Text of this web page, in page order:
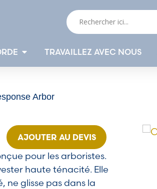
TRAVAILLEZ AVEC NOUS
Arbor
AJOUTER AU DEVIS
pour les arboristes.
haute ténacité. Elle
ne glisse pas dans la